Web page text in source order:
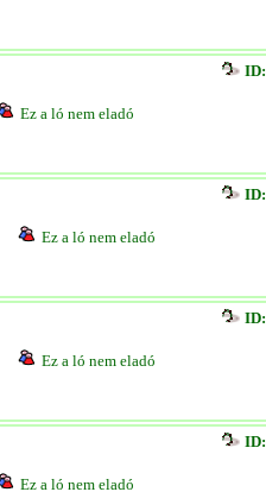
ID:
Ez a ló nem eladó
ID:
Ez a ló nem eladó
ID:
Ez a ló nem eladó
ID:
Ez a ló nem eladó